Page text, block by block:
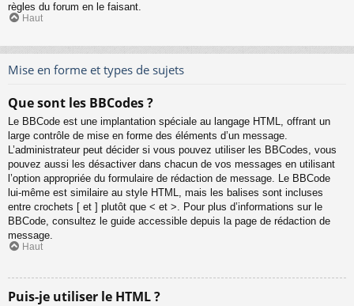
règles du forum en le faisant.
Haut
Mise en forme et types de sujets
Que sont les BBCodes ?
Le BBCode est une implantation spéciale au langage HTML, offrant un
large contrôle de mise en forme des éléments d’un message.
L’administrateur peut décider si vous pouvez utiliser les BBCodes, vous
pouvez aussi les désactiver dans chacun de vos messages en utilisant
l’option appropriée du formulaire de rédaction de message. Le BBCode
lui-même est similaire au style HTML, mais les balises sont incluses
entre crochets [ et ] plutôt que < et >. Pour plus d’informations sur le
BBCode, consultez le guide accessible depuis la page de rédaction de
message.
Haut
Puis-je utiliser le HTML ?